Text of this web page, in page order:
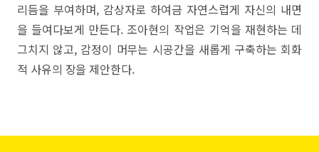
리듬을 부여하며, 감상자로 하여금 자연스럽게 자신의 내면
을 들여다보게 만든다. 조아현의 작업은 기억을 재현하는 데
그치지 않고, 감정이 머무는 시공간을 새롭게 구축하는 회화
적 사유의 장을 제안한다.